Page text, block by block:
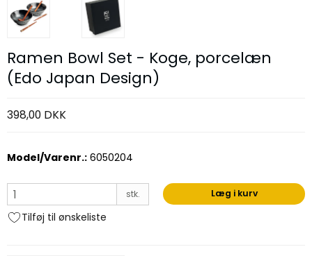
Ramen Bowl Set - Koge, porcelæn
(Edo Japan Design)
398,00 DKK
Model/Varenr.: 6050204
stk. Læg i kurv
Tilføj til ønskeliste